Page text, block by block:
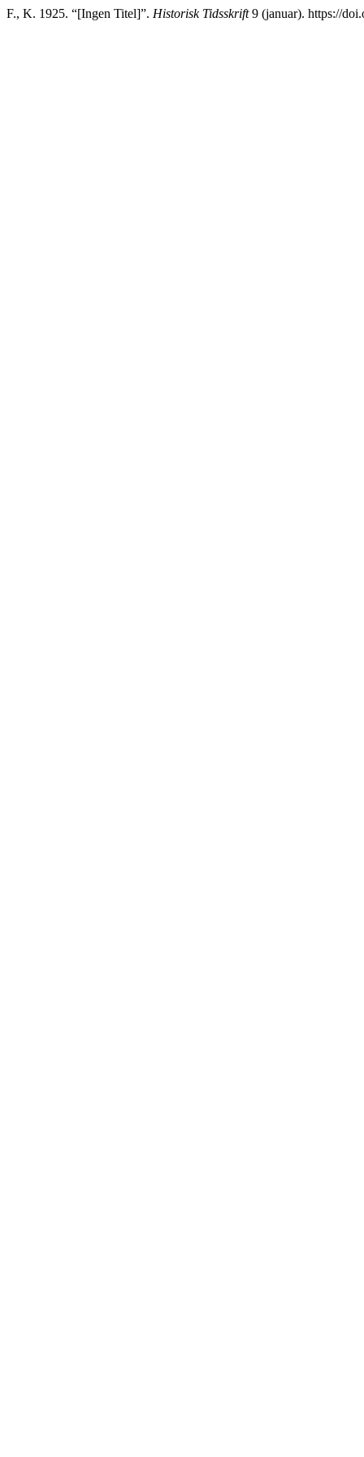
F., K. 1925. “[Ingen Titel]”. Historisk Tidsskrift9 (januar). https://